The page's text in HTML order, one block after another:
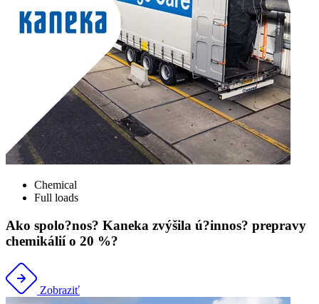
Chemical
Full loads
Ako spolo?nos? Kaneka zvýšila ú?innos? prepravy
chemikálií o 20 %?
Zobraziť